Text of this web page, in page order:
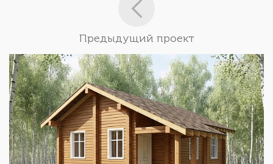
Предыдущий проект